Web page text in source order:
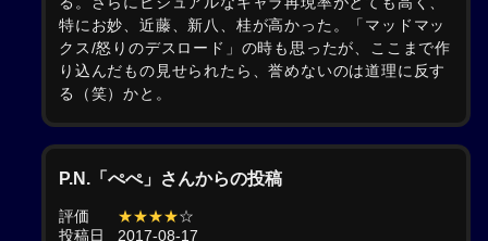
特にお妙、近藤、新八、桂が高かった。「マッドマッ
クス/怒りのデスロード」の時も思ったが、ここまで作
り込んだもの見せられたら、誉めないのは道理に反す
る（笑）かと。
P.N.「ぺぺ」さんからの投稿
評価 ★★★★☆
投稿日
2017-08-17